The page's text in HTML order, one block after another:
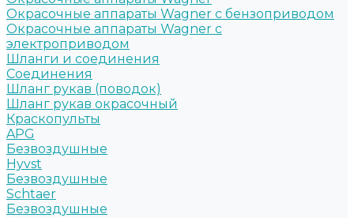
Окрасочные аппараты Wagner с бензоприводом
Окрасочные аппараты Wagner с
электроприводом
Шланги и соединения
Cоединения
Шланг рукав (поводок)
Шланг рукав окрасочный
Краскопульты
APG
Безвоздушные
Hyvst
Безвоздушные
Schtaer
Безвоздушные